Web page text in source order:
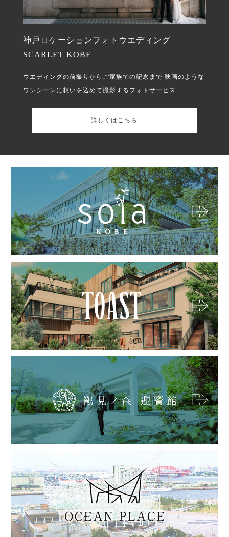
神戸ロケーションフォトウエディング
SCARLET KOBE
ウエディングの前撮りからご家族での記念まで 映画のような
ワンシーンに想いを込めて撮影するフォトサービス
詳しくはこちら